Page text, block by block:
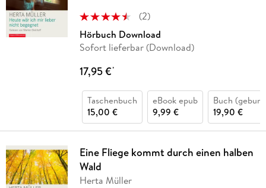
(2)
Hörbuch Download
Sofort lieferbar (Download)
17,95 €*
Taschenbuch
15,00 €
eBook epub
9,99 €
Buch
19,90 €
Eine Fliege kommt durch einen halben
Wald
Herta Müller